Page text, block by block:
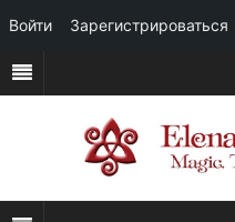
Войти Зарегистрироваться